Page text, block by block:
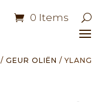
0 Items
/GEUR OLIËN / YLANG